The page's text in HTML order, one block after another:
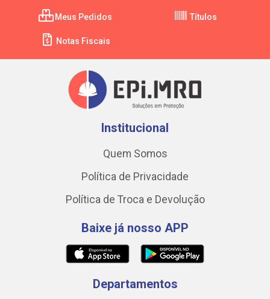
Meus Pedidos Títulos
Notas Fiscais
Institucional
Quem Somos
Política de Privacidade
Política de Troca e Devolução
Baixe já nosso APP
Departamentos